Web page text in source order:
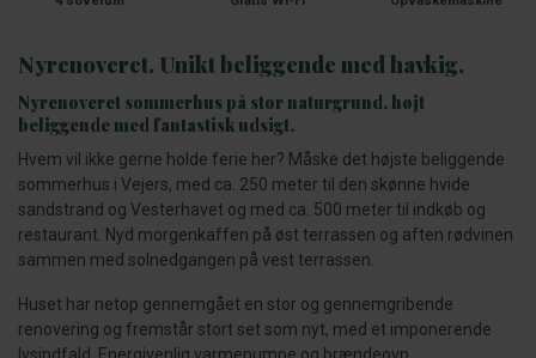
Nyrenoveret. Unikt beliggende med havkig.
Nyrenoveret sommerhus på stor naturgrund, højt
beliggende med fantastisk udsigt.
Hvem vil ikke gerne holde ferie her? Måske det højste beliggende
sommerhus i Vejers, med ca. 250 meter til den skønne hvide
sandstrand og Vesterhavet og med ca. 500 meter til indkøb og
restaurant. Nyd morgenkaffen på øst terrassen og aften rødvinen
sammen med solnedgangen på vest terrassen.
Huset har netop gennemgået en stor og gennemgribende
renovering og fremstår stort set som nyt, med et imponerende